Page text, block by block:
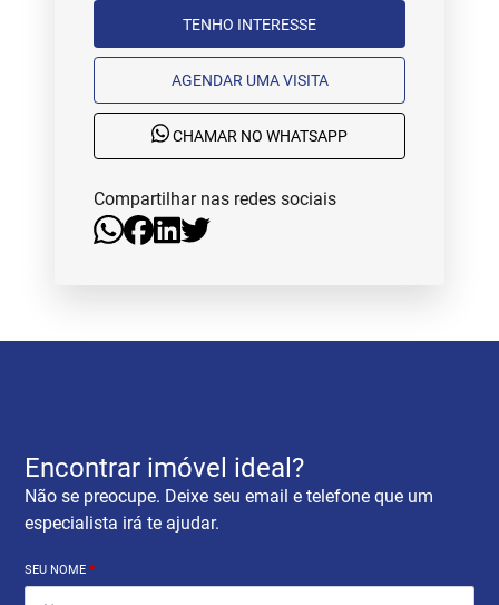
TENHO INTERESSE
AGENDAR UMA VISITA
CHAMAR NO WHATSAPP
Compartilhar nas redes sociais
Encontrar imóvel ideal?
Não se preocupe. Deixe seu email e telefone que um
especialista irá te ajudar.
SEU NOME*